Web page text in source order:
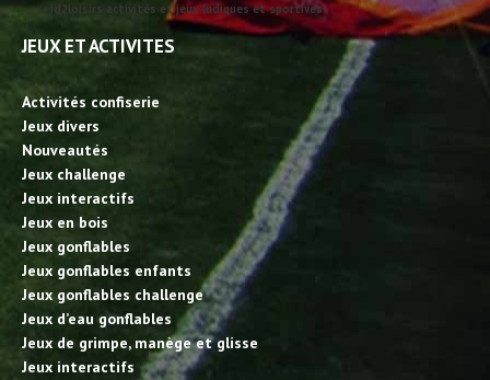
id2loisirs activités et jeux ludiques et sportives
JEUX ET ACTIVITES
Activités confiserie
Jeux divers
Nouveautés
Jeux challenge
Jeux interactifs
Jeux en bois
Jeux gonflables
Jeux gonflables enfants
Jeux gonflables challenge
Jeux d’eau gonflables
Jeux de grimpe, manège et glisse
Jeux interactifs